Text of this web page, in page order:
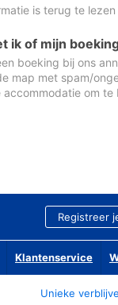
is terug te
ik of mijn
boeking bij ons
map met spam/
om
Registreer
Klantenservice
Unieke